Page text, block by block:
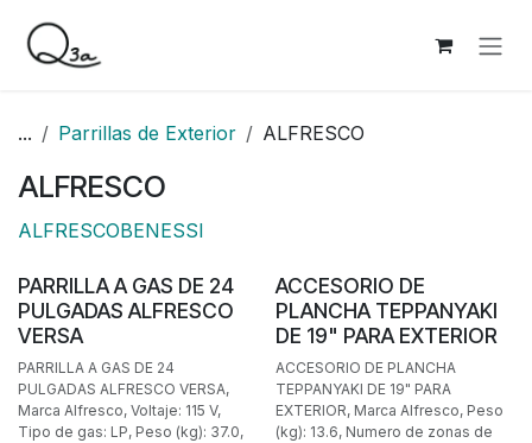
... Parrillas de Exterior ALFRESCO
ALFRESCO
ALFRESCOBENESSI
BAJO PEDIDO
PARRILLA A GAS DE 24
PULGADAS ALFRESCO
VERSA
PARRILLA A GAS DE 24
PULGADAS ALFRESCO VERSA,
Marca Alfresco, Voltaje: 115 V,
Tipo de gas: LP, Peso (kg): 37.0,
BAJO PEDIDO
ACCESORIO DE
PLANCHA TEPPANYAKI
DE 19" PARA EXTERIOR
ACCESORIO DE PLANCHA
TEPPANYAKI DE 19" PARA
EXTERIOR, Marca Alfresco, Peso
(kg): 13.6, Numero de zonas de